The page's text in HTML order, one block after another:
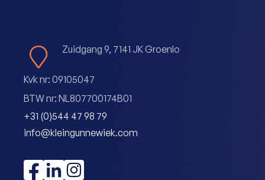
Zuidgang 9, 7141 JK Groenlo
Kvk nr: 09105047
BTW nr: NL807700174B01
+31 (0)544 47 98 79
info@kleingunnewiek.com